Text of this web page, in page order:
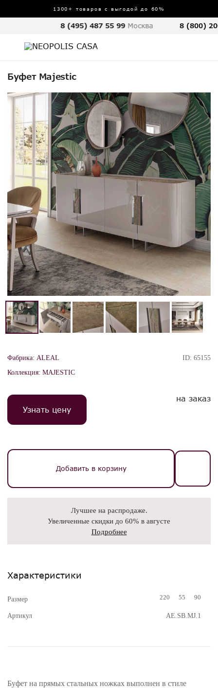
1300+ товаров с выгодой до 60%
8 (495) 487 55 99 Москва 8 (800)
Буфет Majestic
Фабрика: ALEAL
Коллекция: MAJESTIC
ID: 65155
Узнать цену
на заказ
Добавить в корзину
Лучшее на распродаже.
Увеличенные скидки до 60% в августе
Подробнее
Характеристики
Размер 220 55 90
Артикул AE.SB.MJ.1
Буфет на прямых стальных ножках выполнен в стиле